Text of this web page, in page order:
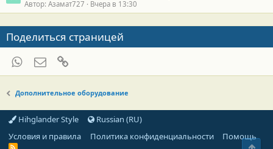
Автор: Азамат727 Вчера в 13:30
Поделиться страницей
WhatsAppЭлектронная почта
Дополнительное оборудование
Hihglander Style
Russian (RU)
Условия и правила
Политика конфиденциальности Помощь
R